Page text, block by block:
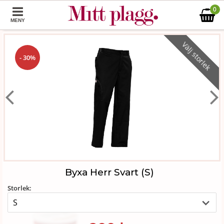
MENY
0
Välj storlek
- 30%
Byxa Herr Svart (S)
Storlek: